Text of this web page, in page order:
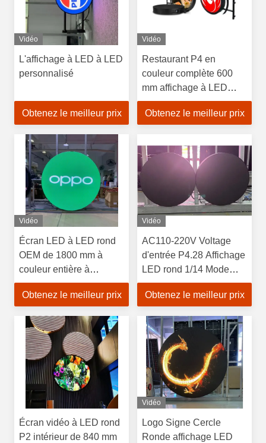
Vidéo
L'affichage à LED à LED
personnalisé
Obtenez le meilleur prix
Vidéo
Restaurant P4 en
couleur complète 600
mm affichage à LED
rond Logo Panneau
d'affichage
Obtenez le meilleur prix
Vidéo
Écran LED à LED rond
OEM de 1800 mm à
couleur entière à
l'intérieur
Obtenez le meilleur prix
Vidéo
AC110-220V Voltage
d'entrée P4.28 Affichage
LED rond 1/14 Mode
d'analyse Conception
personnalisée
Obtenez le meilleur prix
Écran vidéo à LED rond
P2 intérieur de 840 mm
Vidéo
Logo Signe Cercle
Ronde affichage LED